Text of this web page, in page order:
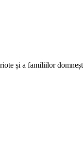
și a familiilor